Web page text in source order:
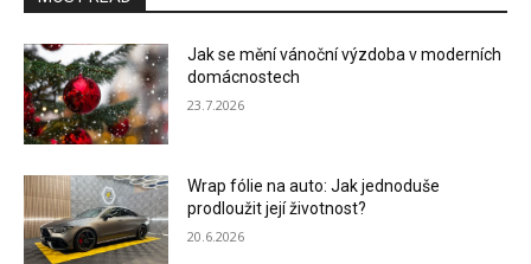
Jak se mění vánoční výzdoba v moderních
domácnostech
23.7.2026
Wrap fólie na auto: Jak jednoduše
prodloužit její životnost?
20.6.2026